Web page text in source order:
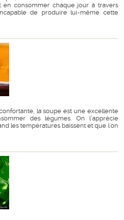
en consommer chaque jour à travers
de produire lui-même cette
la soupe est une excellente
des légumes. On l’apprécie
les températures baissent et que l'on